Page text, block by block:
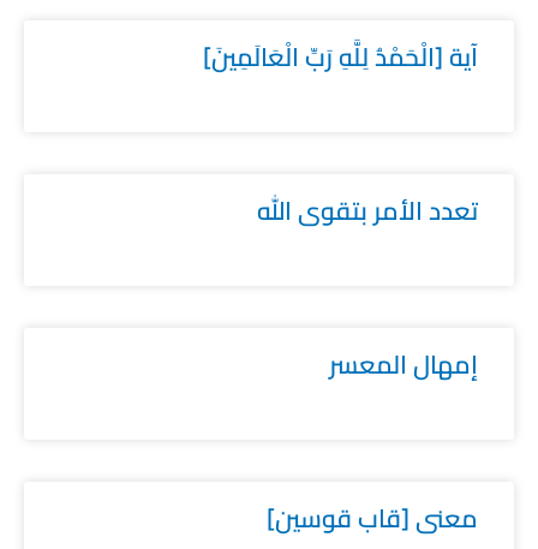
آية [الْحَمْدُ لِلَّهِ رَبِّ الْعَالَمِينَ]
تعدد الأمر بتقوى الله
إمهال المعسر
معنى [قاب قوسين]